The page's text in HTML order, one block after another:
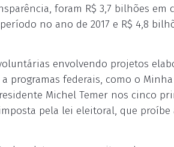
foram R$ 3,7 bilhões
no ano de 2017 e R$ 4,8
envolvendo projetos
federais, como o Minha
Michel Temer nos cinco
pela lei eleitoral, que